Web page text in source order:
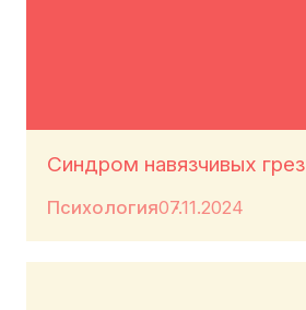
Синдром навязчивых грез
Психология07.11.2024